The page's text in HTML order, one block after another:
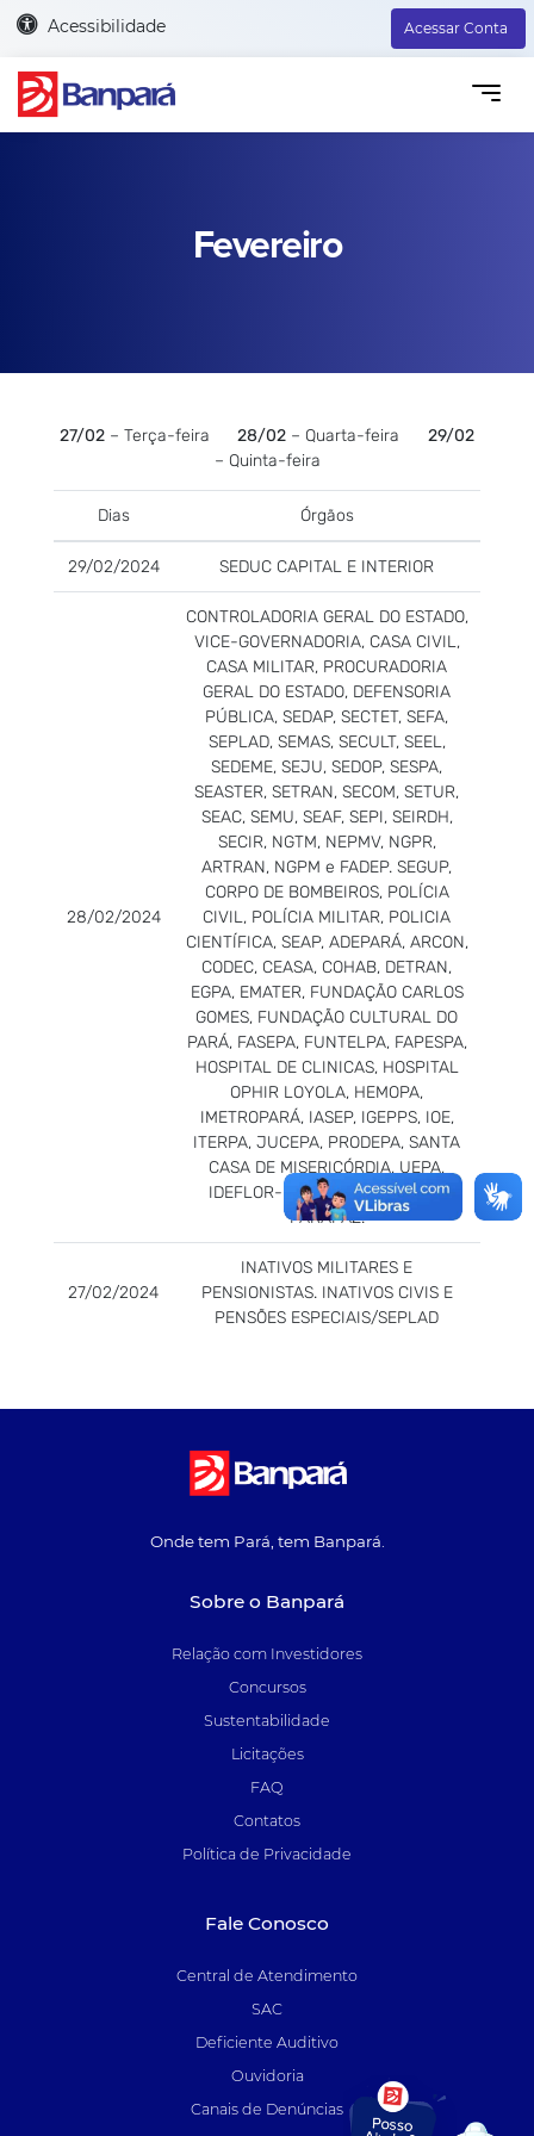
Acessibilidade Acessar Conta
Fevereiro
27/02 – Terça-feira 28/02 – Quarta-feira 29/02
– Quinta-feira
Dias Órgãos
29/02/2024 SEDUC CAPITAL E INTERIOR
28/02/2024
CONTROLADORIA GERAL DO ESTADO,
VICE-GOVERNADORIA, CASA CIVIL,
CASA MILITAR, PROCURADORIA
GERAL DO ESTADO, DEFENSORIA
PÚBLICA, SEDAP, SECTET, SEFA,
SEPLAD, SEMAS, SECULT, SEEL,
SEDEME, SEJU, SEDOP, SESPA,
SEASTER, SETRAN, SECOM, SETUR,
SEAC, SEMU, SEAF, SEPI, SEIRDH,
SECIR, NGTM, NEPMV, NGPR,
ARTRAN, NGPM e FADEP. SEGUP,
CORPO DE BOMBEIROS, POLÍCIA
CIVIL, POLÍCIA MILITAR, POLICIA
CIENTÍFICA, SEAP, ADEPARÁ, ARCON,
CODEC, CEASA, COHAB, DETRAN,
EGPA, EMATER, FUNDAÇÃO CARLOS
GOMES, FUNDAÇÃO CULTURAL DO
PARÁ, FASEPA, FUNTELPA, FAPESPA,
HOSPITAL DE CLINICAS, HOSPITAL
OPHIR LOYOLA, HEMOPA,
IMETROPARÁ, IASEP, IGEPPS, IOE,
ITERPA, JUCEPA, PRODEPA, SANTA
CASA DE MISERICÓRDIA, UEPA,
IDEFLOR-BIO, CPH, FUNDAÇÃO
PARÁPAZ.
27/02/2024
INATIVOS MILITARES E
PENSIONISTAS. INATIVOS CIVIS E
PENSÕES ESPECIAIS/SEPLAD
Onde tem Pará, tem Banpará.
Sobre o Banpará
Relação com Investidores
Concursos
Sustentabilidade
Licitações
FAQ
Contatos
Política de Privacidade
Fale Conosco
Central de Atendimento
SAC
Deficiente Auditivo
Ouvidoria
Canais de Denúncias